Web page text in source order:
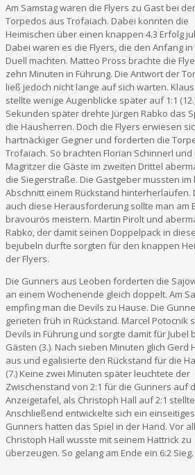
Am Samstag waren die Flyers zu Gast bei
Torpedos aus Trofaiach. Dabei konnten die
Heimischen über einen knappen 4.3 Erfolg
Dabei waren es die Flyers, die den Anfang
Duell machten. Matteo Pross brachte die
zehn Minuten in Führung. Die Antwort der
ließ jedoch nicht lange auf sich warten.
stellte wenige Augenblicke später auf 1:1
Sekunden später drehte Jürgen Rabko das
die Hausherren. Doch die Flyers erwiesen
hartnäckiger Gegner und forderten die
Trofaiach. So brachten Florian Schinnerl und
Magritzer die Gäste im zweiten Drittel
die Siegerstraße. Die Gastgeber mussten im
Abschnitt einem Rückstand hinterherlaufen.
auch diese Herausforderung sollte man am
bravourös meistern. Martin Pirolt und
Rabko, der damit seinen Doppelpack in
bejubeln durfte sorgten für den knappen
der Flyers.
Die Gunners aus Leoben forderten die
an einem Wochenende gleich doppelt. Am
empfing man die Devils zu Hause. Die
gerieten früh in Rückstand. Marcel Potocnik
Devils in Führung und sorgte damit für Jubel
Gästen (3.). Nach sieben Minuten glich Gerd
aus und egalisierte den Rückstand für die
(7.) Keine zwei Minuten später leuchtete der
Zwischenstand von 2:1 für die Gunners auf
Anzeigetafel, als Christoph Hall auf 2:1
Anschließend entwickelte sich ein
Gunners hatten das Spiel in der Hand. Vor
Christoph Hall wusste mit seinem Hattrick zu
überzeugen. So gelang am Ende ein 6:2 Sieg.